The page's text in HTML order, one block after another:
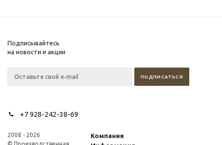
Подписывайтесь
на новости и акции
+7 928-242-38-69
2008 - 2026
Компания